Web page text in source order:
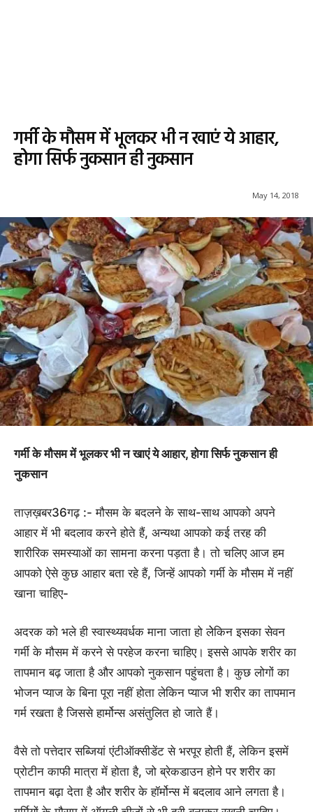
गर्मी के मौसम में भूलकर भी न खाएं ये आहार,
होगा सिर्फ नुकसान ही नुकसान
May 14, 2018
गर्मी के मौसम में भूलकर भी न खाएं ये आहार, होगा सिर्फ नुकसान ही
नुकसान
ताज़ख़बर36गढ़ :- मौसम के बदलने के साथ-साथ आपको अपने
आहार में भी बदलाव करने होते हैं, अन्यथा आपको कई तरह की
शारीरिक समस्याओं का सामना करना पड़ता है। तो चलिए आज हम
आपको ऐसे कुछ आहार बता रहे हैं, जिन्हें आपको गर्मी के मौसम में नहीं
खाना चाहिए-
अदरक को भले ही स्वास्थ्यवर्धक माना जाता हो लेेकिन इसका सेवन
गर्मी के मौसम में करने से परहेज करना चाहिए। इससे आपके शरीर का
तापमान बढ़ जाता है और आपको नुकसान पहुंचता है। कुछ लोगों का
भोजन प्याज के बिना पूरा नहीं होता लेकिन प्याज भी शरीर का तापमान
गर्म रखता है जिससे हार्मोन्स असंतुलित हो जाते हैं।
वैसे तो पत्तेदार सब्जियां एंटीऑक्सीडेंट से भरपूर होती हैं, लेकिन इसमें
प्रोटीन काफी मात्रा में होता है, जो ब्रेकडाउन होने पर शरीर का
तापमान बढ़ा देता है और शरीर के हॉर्मोन्स में बदलाव आने लगता है।